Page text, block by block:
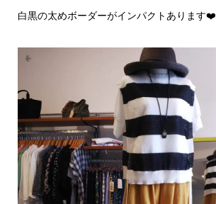
白黒の太めボーダーがインパクトあります❤️